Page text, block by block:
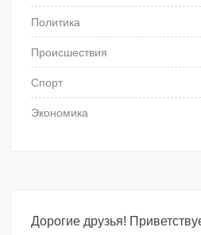
Политика
Происшествия
Спорт
Экономика
Дорогие друзья!